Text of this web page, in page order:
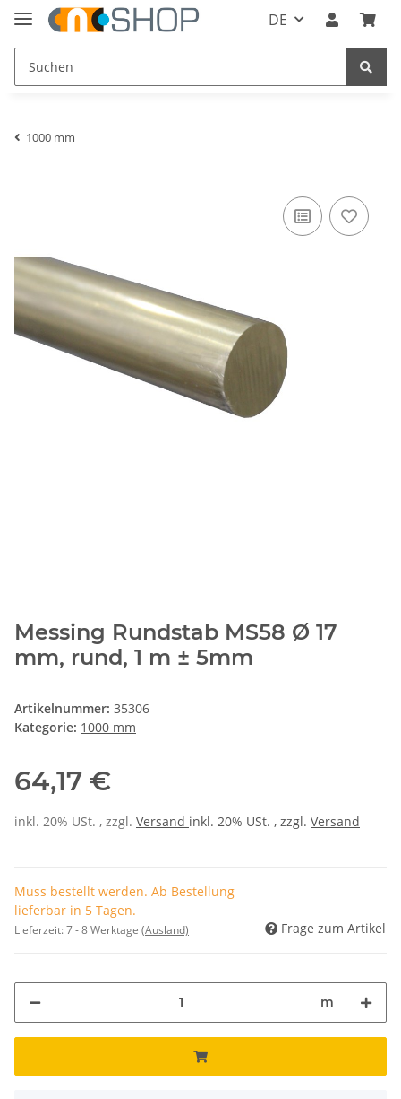
DE
1000 mm
Messing Rundstab MS58 Ø 17
mm, rund, 1 m ± 5mm
Artikelnummer: 35306
Kategorie: 1000 mm
64,17 €
inkl. 20% USt. , zzgl. Versand inkl. 20% USt. , zzgl. Versand
Muss bestellt werden. Ab Bestellung
lieferbar in 5 Tagen.
Lieferzeit:7 - 8 Werktage (Ausland) Frage zum Artikel
m